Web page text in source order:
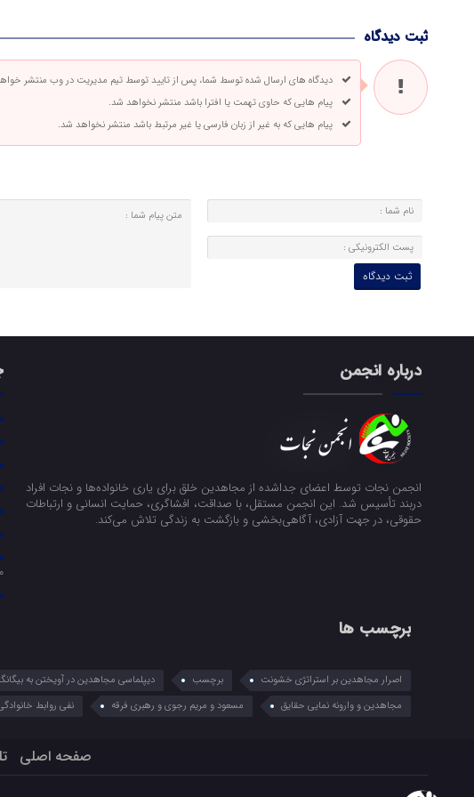
ثبت دیدگاه
دیدگاه های ارسال شده توسط شما، پس از تایید توسط تیم مدیریت در وب منتشر
پیام هایی که حاوی تهمت یا افترا باشد منتشر نخواهد شد.
پیام هایی که به غیر از زبان فارسی یا غیر مرتبط باشد منتشر نخواهد شد.
درباره انجمن
انجمن نجات توسط اعضای جداشده از مجاهدین خلق برای یاری خانواده‌ها و نجات افراد
دربند تأسیس شد. این انجمن مستقل، با صداقت، افشاگری، حمایت انسانی و ارتباطات
حقوقی، در جهت آزادی، آگاهی‌بخشی و بازگشت به زندگی تلاش می‌کند.
برچسب ها
اصرار مجاهدین بر استراتژی خشونت برچسب دیپلماسی مجاهدین در آویختن به
مجاهدین و وارونه نمایی حقایق
مسعود و مریم رجوی و رهبری فرقه نفی روابط
صفحه اصلی